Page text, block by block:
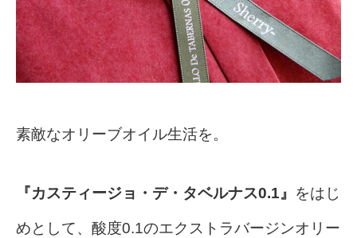
素敵なオリーブオイル生活を。
『カスティージョ・デ・タベルナス0.1』 をはじ
めとして、酸度0.1のエクストラバージンオリー